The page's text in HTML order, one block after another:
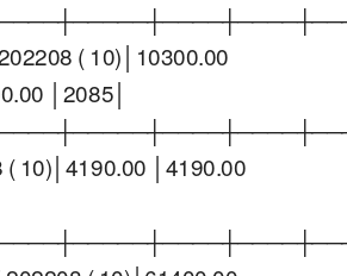
( 10)│10300.00
│2085│
( 10)│4190.00 │4190.00